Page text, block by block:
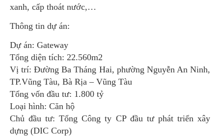
xanh, cấp thoát nước,…
Thông tin dự án:
Dự án: Gateway
Tổng diện tích: 22.560m2
Vị trí: Đường Ba Tháng Hai, phường Nguyễn An Ninh,
TP.Vũng Tàu, Bà Rịa – Vũng Tàu
Tổng vốn đầu tư: 1.800 tỷ
Loại hình: Căn hộ
Chủ đầu tư: Tổng Công ty CP đầu tư phát triển xây
dựng (DIC Corp)